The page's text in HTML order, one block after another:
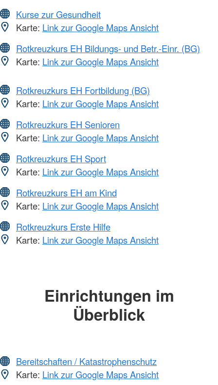
Kurse zur Gesundheit
Karte: Link zur Google Maps Ansicht
Rotkreuzkurs EH Bildungs- und Betr.-Einr. (BG)
Karte: Link zur Google Maps Ansicht
Rotkreuzkurs EH Fortbildung (BG)
Karte: Link zur Google Maps Ansicht
Rotkreuzkurs EH Senioren
Karte: Link zur Google Maps Ansicht
Rotkreuzkurs EH Sport
Karte: Link zur Google Maps Ansicht
Rotkreuzkurs EH am Kind
Karte: Link zur Google Maps Ansicht
Rotkreuzkurs Erste Hilfe
Karte: Link zur Google Maps Ansicht
Einrichtungen im
Überblick
Bereitschaften / Katastrophenschutz
Karte: Link zur Google Maps Ansicht